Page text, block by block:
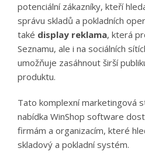
potenciální zákazníky, kteří
správu skladů a pokladních
také display reklama, která
Seznamu, ale i na sociálních
umožňuje zasáhnout širší
produktu.
Tato komplexní marketingová
nabídka WinShop software
firmám a organizacím, které
skladový a pokladní systém.